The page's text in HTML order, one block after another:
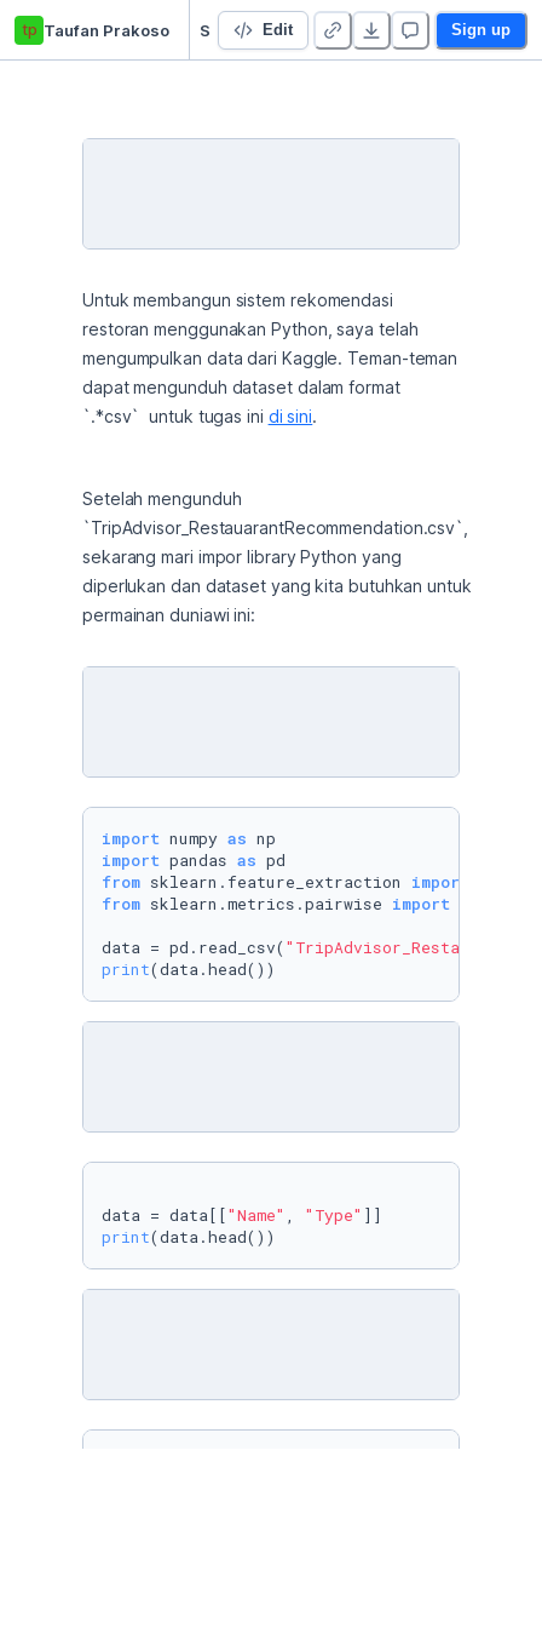
tp Taufan Prakoso Edit Sign up
Untuk membangun sistem rekomendasi
restoran menggunakan Python, saya telah
mengumpulkan data dari Kaggle. Teman-teman
dapat mengunduh dataset dalam format
`.*csv`  untuk tugas ini di sini.
Setelah mengunduh
`TripAdvisor_RestauarantRecommendation.csv`,
sekarang mari impor library Python yang
diperlukan dan dataset yang kita butuhkan untuk
permainan duniawi ini:
import numpy as
import pandas as
from sklearn.feature_extraction import
from sklearn.metrics.pairwise import
data = pd.read_csv(
print(data.head())
data = data[["Name" , "Type"
print(data.head())